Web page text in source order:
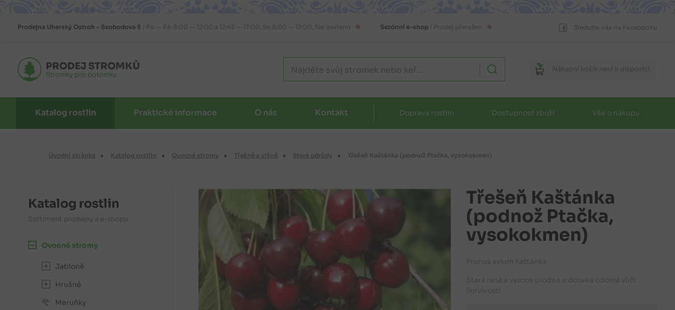
Prodejna Uherský Ostroh – Svobodova 5 Po — Pá: 8:00 — 12:00 a 12:45 — 17:00, So 8:00 — 12:00, Ne: zavřeno Sezónní e-shop/ Prodej přerušen Sledujte nás na Facebooku
PRODEJ STROMKŮ
Stromky pro potomky
Nákupní košík není k dispozici
Katalog rostlin Praktické informace O nás Kontakt Doprava rostlin Dostupnost zboží Vše o nákupu
Úvodní stránka Katalog rostlin Ovocné stromy Třešně a višně Staré odrůdy Třešeň Kaštánka (podnož Ptačka, vysokokmen)
Třešeň Kaštánka
(podnož Ptačka,
vysokokmen)
Prunus avium Kaštánka
Stará raná a vysoce plodná srdcovka odolná vůči
červivosti
Katalog rostlin
Sortiment prodejny a e-shopu
Ovocné stromy
Jabloně
Hrušně
Meruňky